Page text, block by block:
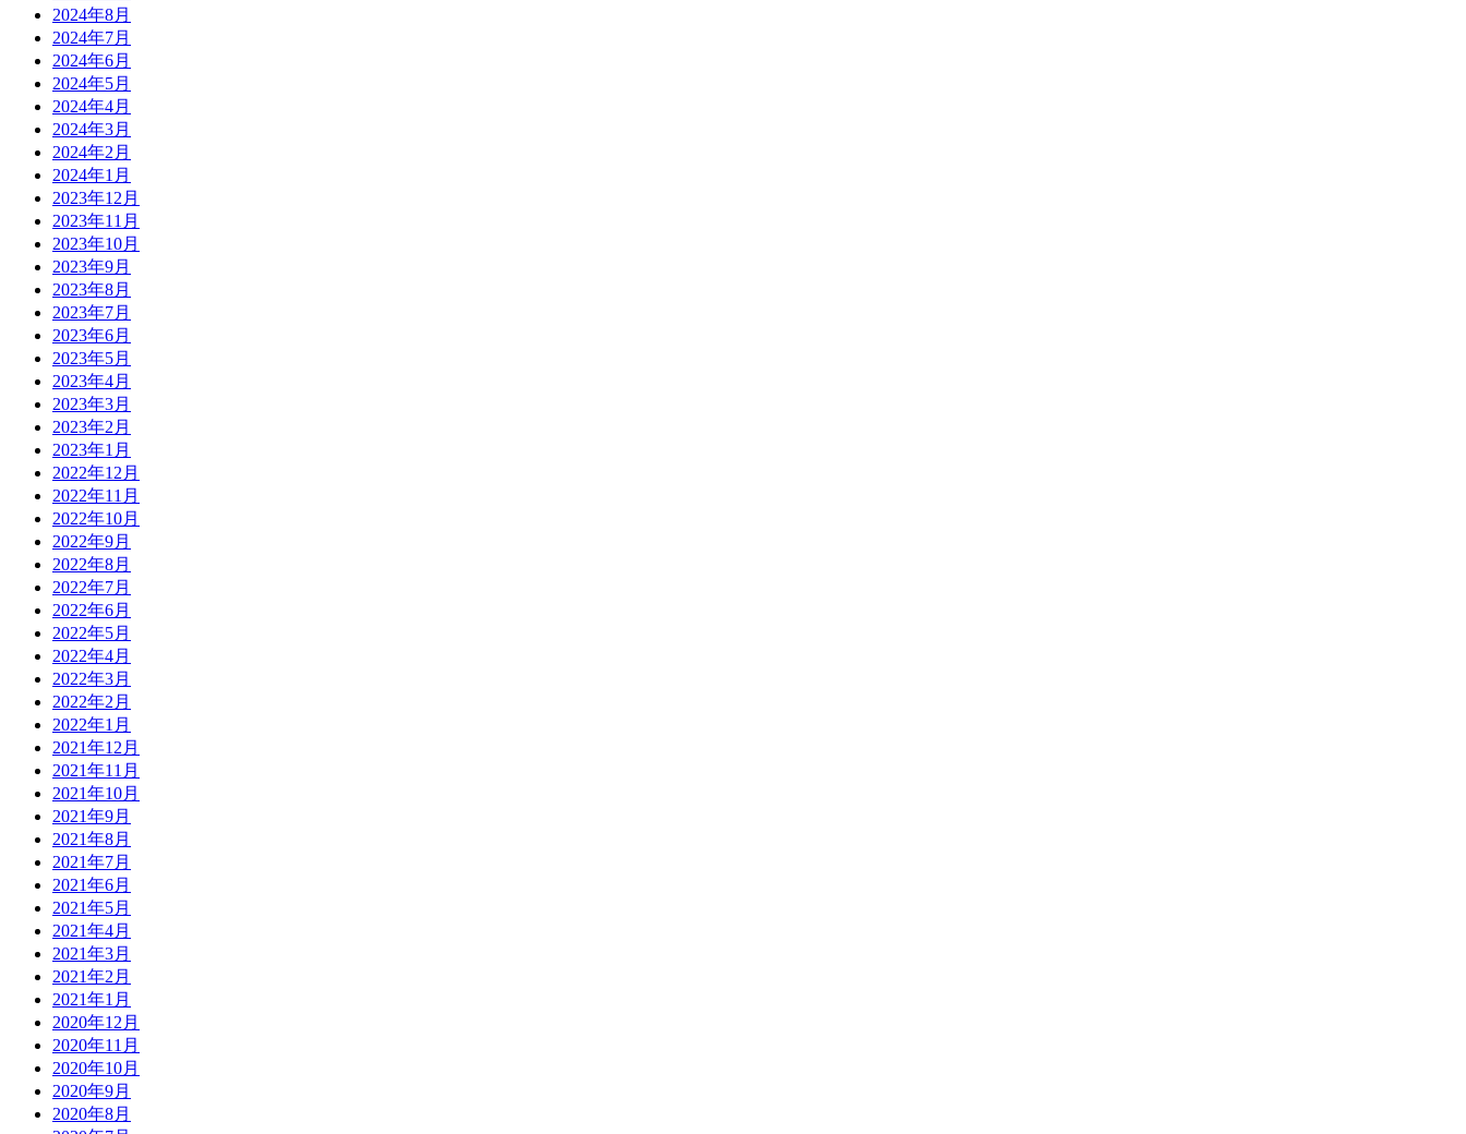
2024年8月
2024年7月
2024年6月
2024年5月
2024年4月
2024年3月
2024年2月
2024年1月
2023年12月
2023年11月
2023年10月
2023年9月
2023年8月
2023年7月
2023年6月
2023年5月
2023年4月
2023年3月
2023年2月
2023年1月
2022年12月
2022年11月
2022年10月
2022年9月
2022年8月
2022年7月
2022年6月
2022年5月
2022年4月
2022年3月
2022年2月
2022年1月
2021年12月
2021年11月
2021年10月
2021年9月
2021年8月
2021年7月
2021年6月
2021年5月
2021年4月
2021年3月
2021年2月
2021年1月
2020年12月
2020年11月
2020年10月
2020年9月
2020年8月